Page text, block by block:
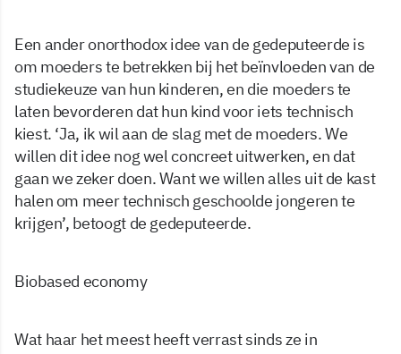
Een ander onorthodox idee van de gedeputeerde is
om moeders te betrekken bij het beïnvloeden van de
studiekeuze van hun kinderen, en die moeders te
laten bevorderen dat hun kind voor iets technisch
kiest. ‘Ja, ik wil aan de slag met de moeders. We
willen dit idee nog wel concreet uitwerken, en dat
gaan we zeker doen. Want we willen alles uit de kast
halen om meer technisch geschoolde jongeren te
krijgen’, betoogt de gedeputeerde.
Biobased economy
Wat haar het meest heeft verrast sinds ze in